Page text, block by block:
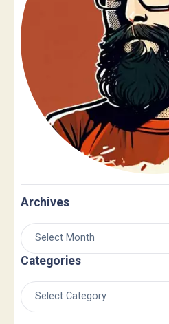
Archives
Categories